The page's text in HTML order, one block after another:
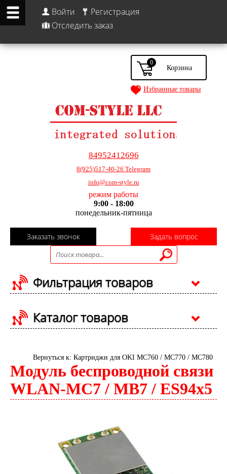
Войти
Регистрация
Отследить заказ
84952412696
8(925)517-40-26 Telegram
info@com-style.ru
режим работы
9:00 - 18:00
понедельник-пятница
Заказать звонок Задать вопрос
0
Избранные товары
Фильтрация товаров
Каталог товаров
Вернуться к: Картриджи для OKI MC760 / MC770 / MC780
Модуль беспроводной связи
WLAN-MC7 / MB7 / ES94x5